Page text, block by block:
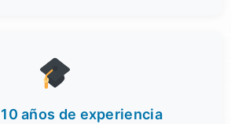
años de experiencia